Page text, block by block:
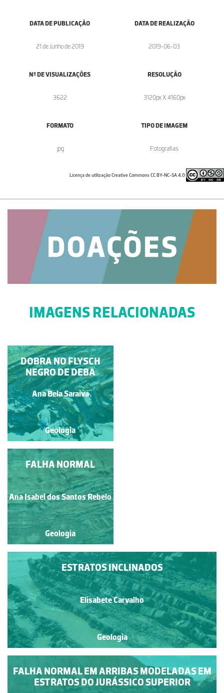
DATA DE PUBLICAÇÃO
21 de Junho de 2019
DATA DE REALIZAÇÃO
2019-06-03
Nº DE VISUALIZAÇÕES
3622
RESOLUÇÃO
3120px X 4160px
FORMATO
.jpg
TIPO DE IMAGEM
Fotografias
Licença de utilização Creative Commons CC BY-NC-SA 4.0
IMAGENS RELACIONADAS
FLYSCH NEGRO DE
DEBA
Ana Bela Saraiva
Geologia
DOBRA NO FLYSCH
NEGRO DE DEBA
Ana Bela Saraiva
Geologia
SEQUÊNCIA
TURBIDÍTICA DE
ZUMAIA
José Bernardo Rodrigues
Brilha
Geologia
ESTRATOS INCLINADOS
Elisabete Carvalho
Geologia
FALHA NORMAL
Ana Isabel dos Santos Rebelo
Geologia
FALHA NORMAL EM ARRIBAS MODELADAS EM
ESTRATOS DO JURÁSSICO SUPERIOR